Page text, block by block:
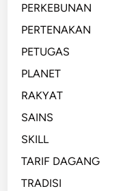
PERKEBUNAN
PERTENAKAN
PETUGAS
PLANET
RAKYAT
SAINS
SKILL
TARIF DAGANG
TRADISI